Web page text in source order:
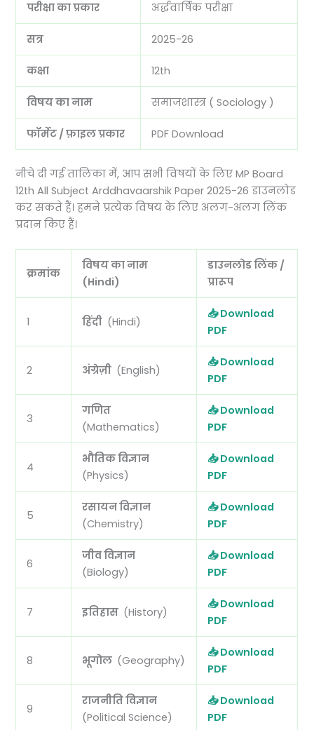
परीक्षा का प्रकार अर्द्धवार्षिक परीक्षा
सत्र 2025-26
कक्षा 12th
विषय का नाम समाजशास्त्र ( Sociology )
फॉर्मेट / फ़ाइल प्रकार PDF Download
नीचे दी गई तालिका में, आप सभी विषयों के लिए MP Board
12th All Subject Arddhavaarshik Paper 2025-26 डाउनलोड
कर सकते हैं। हमने प्रत्येक विषय के लिए अलग-अलग लिंक
प्रदान किए हैं।
क्रमांक
विषय का नाम
(Hindi)
डाउनलोड लिंक /
प्रारूप
1 हिंदी (Hindi)
📥 Download
PDF
2 अंग्रेज़ी (English)
📥 Download
PDF
3
गणित
(Mathematics)
📥 Download
PDF
4
भौतिक विज्ञान
(Physics)
📥 Download
PDF
5
रसायन विज्ञान
(Chemistry)
📥 Download
PDF
6
जीव विज्ञान
(Biology)
📥 Download
PDF
7 इतिहास (History)
📥 Download
PDF
8 भूगोल (Geography)
📥 Download
PDF
9
राजनीति विज्ञान
(Political Science)
📥 Download
PDF